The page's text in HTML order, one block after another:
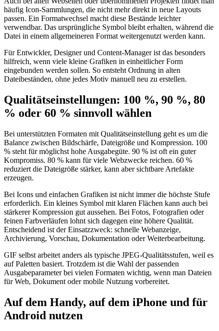
häufig Icon-Sammlungen, die nicht mehr direkt in neue Layouts
passen. Ein Formatwechsel macht diese Bestände leichter
verwendbar. Das ursprüngliche Symbol bleibt erhalten, während die
Datei in einem allgemeineren Format weitergenutzt werden kann.
Für Entwickler, Designer und Content-Manager ist das besonders
hilfreich, wenn viele kleine Grafiken in einheitlicher Form
eingebunden werden sollen. So entsteht Ordnung in alten
Dateibeständen, ohne jedes Motiv manuell neu zu erstellen.
Qualitätseinstellungen: 100 %, 90 %, 80
% oder 60 % sinnvoll wählen
Bei unterstützten Formaten mit Qualitätseinstellung geht es um die
Balance zwischen Bildschärfe, Dateigröße und Kompression. 100
% steht für möglichst hohe Ausgabegüte. 90 % ist oft ein guter
Kompromiss. 80 % kann für viele Webzwecke reichen. 60 %
reduziert die Dateigröße stärker, kann aber sichtbare Artefakte
erzeugen.
Bei Icons und einfachen Grafiken ist nicht immer die höchste Stufe
erforderlich. Ein kleines Symbol mit klaren Flächen kann auch bei
stärkerer Kompression gut aussehen. Bei Fotos, Fotografien oder
feinen Farbverläufen lohnt sich dagegen eine höhere Qualität.
Entscheidend ist der Einsatzzweck: schnelle Webanzeige,
Archivierung, Vorschau, Dokumentation oder Weiterbearbeitung.
GIF selbst arbeitet anders als typische JPEG-Qualitätsstufen, weil es
auf Paletten basiert. Trotzdem ist die Wahl der passenden
Ausgabeparameter bei vielen Formaten wichtig, wenn man Dateien
für Web, Dokument oder mobile Nutzung vorbereitet.
Auf dem Handy, auf dem iPhone und für
Android nutzen